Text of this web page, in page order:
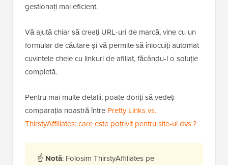
gestionați mai eficient.
Vă ajută chiar să creați URL-uri de marcă, vine cu un
formular de căutare și vă permite să înlocuiți automat
cuvintele cheie cu linkuri de afiliat, făcându-l o soluție
completă.
Pentru mai multe detalii, poate doriți să vedeți
comparația noastră între Pretty Links vs.
ThirstyAffiliates: care este potrivit pentru site-ul dvs.?
☝ Notă: Folosim ThirstyAffiliates pe